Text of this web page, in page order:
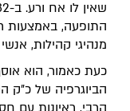
התופעה, באמצעות
מנהיגי קהילות,
כעת כאמור, הוא
הביוגרפיה של כ"ק